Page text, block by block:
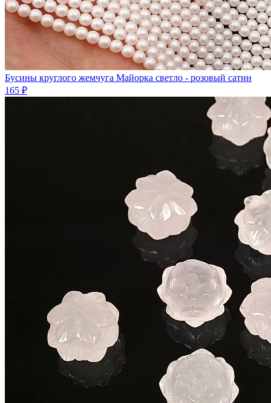
Бусины круглого жемчуга Майорка светло - розовый сатин
165 ₽